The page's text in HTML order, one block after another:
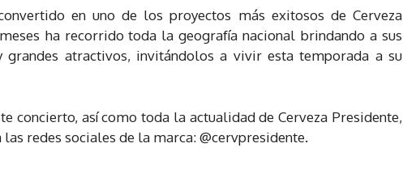
en uno de los proyectos más exitosos de Cerveza
ha recorrido toda la geografía nacional brindando a sus
grandes atractivos, invitándolos a vivir esta temporada a su
concierto, así como toda la actualidad de Cerveza Presidente,
redes sociales de la marca: @cervpresidente.